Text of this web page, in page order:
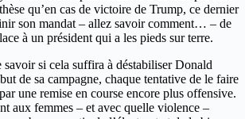
qu’en cas de victoire de Trump, ce dernier
son mandat – allez savoir comment… – de
à un président qui a les pieds sur terre.
savoir si cela suffira à déstabiliser Donald
de sa campagne, chaque tentative de le faire
une remise en course encore plus offensive.
aux femmes – et avec quelle violence –